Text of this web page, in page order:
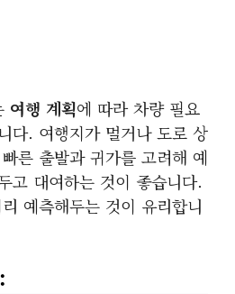
여행 계획에 따라 차량 필요
다. 여행지가 멀거나 도로 상
른 출발과 귀가를 고려해 예
고 대여하는 것이 좋습니다.
예측해두는 것이 유리합니